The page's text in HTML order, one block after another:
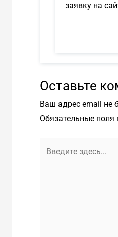
заявку на
Оставьте
Ваш адрес email не
Обязательные поля